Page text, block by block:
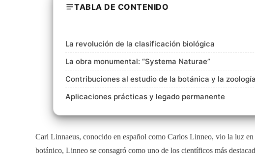
TABLA DE CONTENIDO
La revolución de la clasificación biológica
La obra monumental: “Systema Naturae”
Contribuciones al estudio de la botánica y la zoología
Aplicaciones prácticas y legado permanente
Carl Linnaeus, conocido en español como Carlos Linneo, vio la luz
botánico, Linneo se consagró como uno de los científicos más